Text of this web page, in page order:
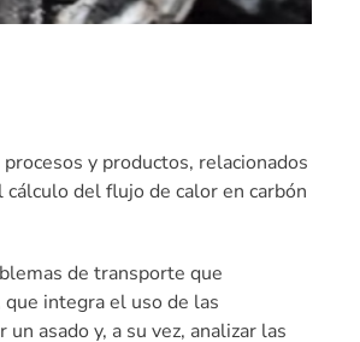
y productos, relacionados
del flujo de calor en carbón
de transporte que
integra el uso de las
asado y, a su vez, analizar las